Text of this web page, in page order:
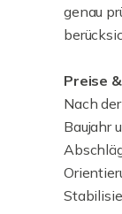
genau
Preise
Nach
Baujahr